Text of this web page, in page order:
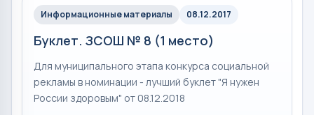
Информационные материалы 08.12.2017
Буклет. ЗСОШ № 8 (1 место)
Для муниципального этапа конкурса социальной
рекламы в номинации - лучший буклет "Я нужен
России здоровым" от 08.12.2018